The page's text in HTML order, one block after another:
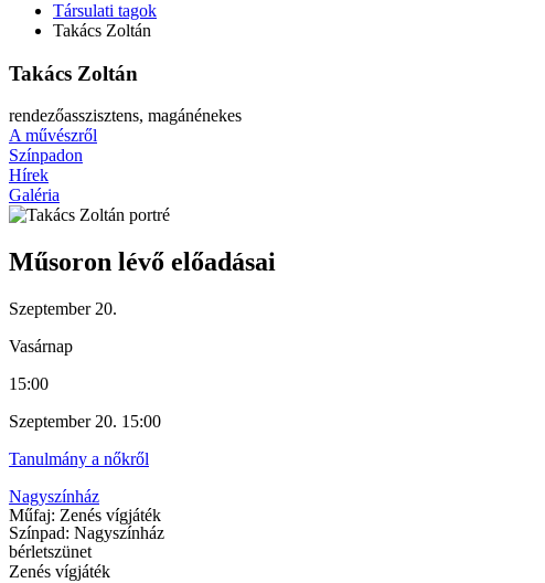
Társulati tagok
Takács Zoltán
Takács Zoltán
rendezőasszisztens, magánénekes
A művészről
Színpadon
Hírek
Galéria
Műsoron lévő előadásai
Szeptember 20.
Vasárnap
15:00
Szeptember 20. 15:00
Tanulmány a nőkről
Nagyszínház
Műfaj: Zenés vígjáték
Színpad: Nagyszínház
bérletszünet
Zenés vígjáték